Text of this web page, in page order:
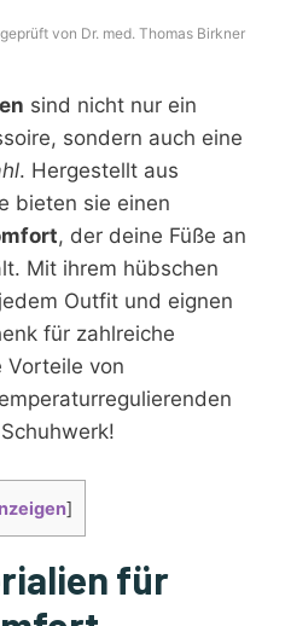
von Dr. med. Thomas Birkner
sind nicht nur ein
sondern auch eine
. Hergestellt aus
bieten sie einen
, der deine Füße an
Mit ihrem hübschen
Outfit und eignen
für zahlreiche
Vorteile von
]
für